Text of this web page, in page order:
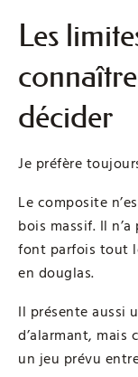
Les
décider
Je préfère
Le composite
bois massif. Il
font parfois tout
en douglas.
Il présente aussi
d’alarmant, mais
un jeu prévu